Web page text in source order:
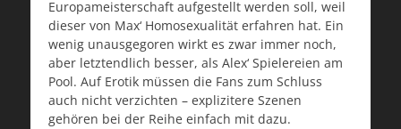
Europameisterschaft aufgestellt werden soll, weil
dieser von Max‘ Homosexualität erfahren hat. Ein
wenig unausgegoren wirkt es zwar immer noch,
aber letztendlich besser, als Alex‘ Spielereien am
Pool. Auf Erotik müssen die Fans zum Schluss
auch nicht verzichten – explizitere Szenen
gehören bei der Reihe einfach mit dazu.